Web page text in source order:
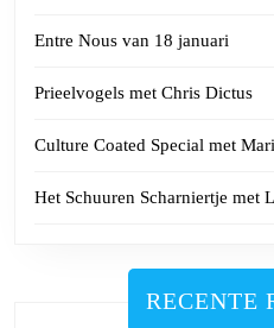
Entre Nous van 18 januari
Prieelvogels met Chris Dictus
Culture Coated Special met
Het Schuuren Scharniertje met
RECENTE